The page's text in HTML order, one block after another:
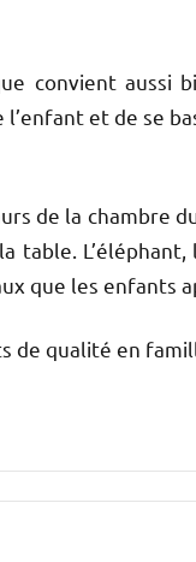
convient aussi
l’enfant et de se
de la chambre
table.
que les enfants
de qualité en